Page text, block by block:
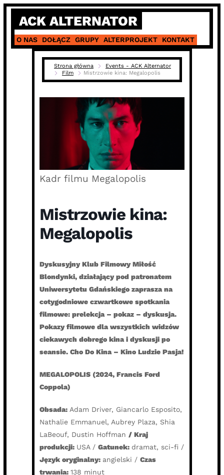
Skip
content
ACK ALTERNATOR
O NAS DOŁĄCZ GRUPY ALTERPROJEKT KONTAKT
Strona główna
Events - ACK Alternator
Film
Mistrzowie kina: Megalopolis
Kadr filmu Megalopolis
Mistrzowie kina:
Megalopolis
Dyskusyjny Klub Filmowy Miłość
Blondynki, działający pod patronatem
Uniwersytetu Gdańskiego zaprasza na
cotygodniowe czwartkowe spotkania
filmowe: prelekcja – pokaz – dyskusja.
Pokazy filmowe dla wszystkich widzów
ciekawych dobrego kina i dyskusji po
seansie. Cho Do Kina – Kino Ludzie Pasja!
MEGALOPOLIS (2024, Francis Ford
Coppola)
Obsada: Adam Driver, Giancarlo Esposito,
Nathalie Emmanuel, Aubrey Plaza, Shia
LaBeouf, Dustin Hoffman / Kraj
produkcji: USA / Gatunek: dramat, sci-fi /
Język oryginalny: angielski / Czas
trwania: 138 minut